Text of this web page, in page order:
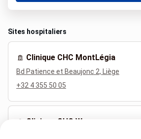
Sites hospitaliers
Clinique CHC MontLégia
Bd Patience et Beaujonc 2, Liège
+32 4 355 50 05
Clinique CHC Waremme